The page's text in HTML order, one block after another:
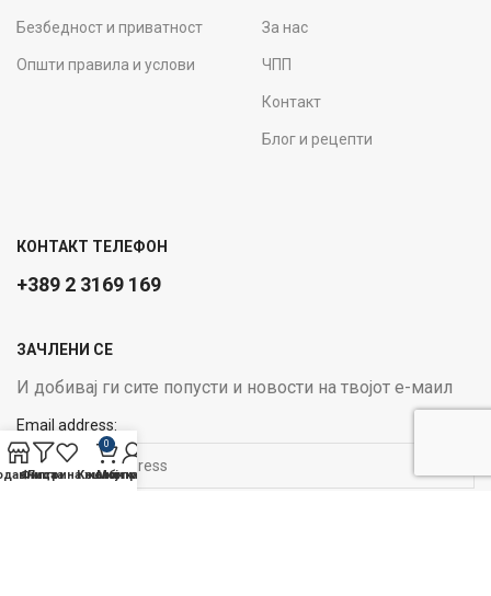
Безбедност и приватност
Општи правила и услови
За нас
ЧПП
Контакт
Блог и рецепти
КОНТАКТ ТЕЛЕФОН
+389 2 3169 169
ЗАЧЛЕНИ СЕ
И добивај ги сите попусти и новости на твојот е-маил
Email address:
Филтри
Листа на желби
0
Кошничка
Мој профил